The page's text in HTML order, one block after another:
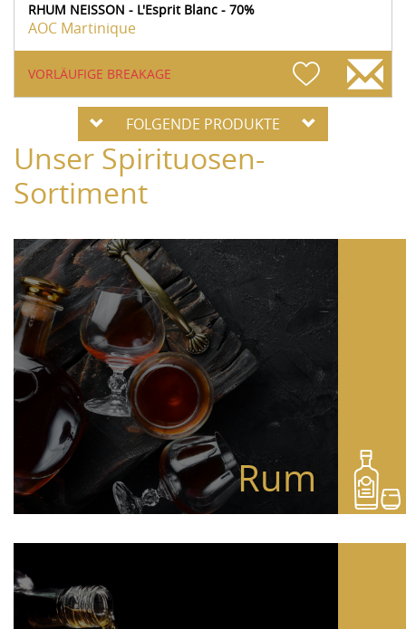
RHUM NEISSON - L'Esprit Blanc - 70%
AOC Martinique
VORLÄUFIGE BREAKAGE
FOLGENDE PRODUKTE
Unser Spirituosen-
Sortiment
Rum